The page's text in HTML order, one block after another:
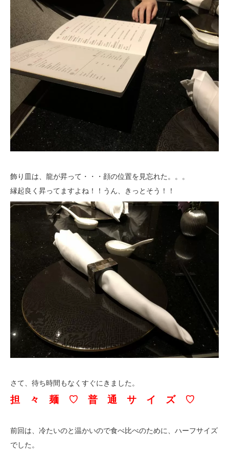
飾り皿は、龍が昇って・・・顔の位置を見忘れた。。。
縁起良く昇ってますよね！！うん、きっとそう！！
さて、待ち時間もなくすぐにきました。
担 々 麺 ♡ 普 通 サ イ ズ ♡
前回は、冷たいのと温かいので食べ比べのために、ハーフサイズ
でした。